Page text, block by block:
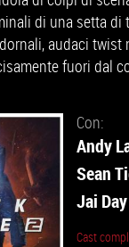
di una setta di
audaci twist
fuori dal
Con:
Andy
Sean
Jai Day
Cast